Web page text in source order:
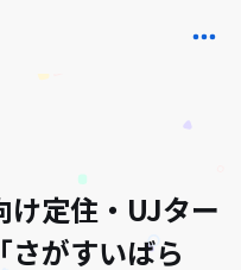
け定住・UJター
さがすいばら